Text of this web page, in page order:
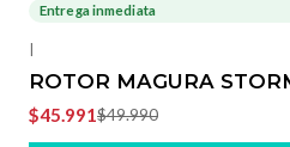
-8%OFF
Entrega inmediata
|
ROTOR MAGURA
$45.991$49.990